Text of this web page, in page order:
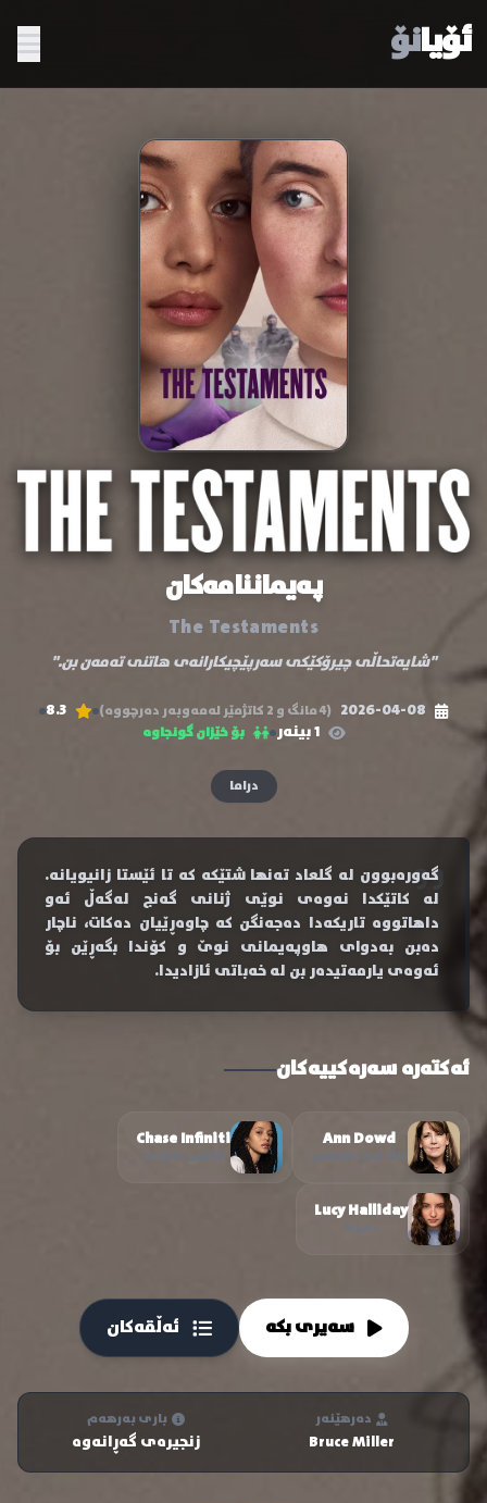
ئۆیانۆ
پەیماننامەکان
The Testaments
"شایەتحاڵی چیرۆکێکی سەرپێچیکارانەی هاتنی تەمەن بن."
2026-04-08 (4 مانگ و 2 کاتژمێر لەمەوبەر دەرچووە)
8.3
1 بینەر
بۆ خێزان گونجاوە
دراما
گەورەبوون لە گلعاد تەنها شتێکە کە تا ئێستا زانیویانە.
لە کاتێکدا نەوەی نوێی ژنانی گەنج لەگەڵ ئەو
داهاتووە تاریکەدا دەجەنگن کە چاوەڕێیان دەکات، ناچار
دەبن بەدوای هاوپەیمانی نوێ و کۆندا بگەڕێن بۆ
ئەوەی یارمەتیدەر بن لە خەباتی ئازادیدا.
ئەکتەرە سەرەکییەکان
Ann Dowd
خاڵە لیدیا کلیمنتس
Chase Infiniti
ئاگنێس ماکێنزی
Lucy Halliday
دەیزێ
سەیری بکە ئەڵقەکان
دەرهێنەر
Bruce Miller
باری بەرهەم
زنجیرەی گەڕانەوە